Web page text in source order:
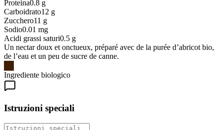
Proteina0.8 g
Carboidrato12 g
Zucchero11 g
Sodio0.01 mg
Acidi grassi saturi0.5 g
Un nectar doux et onctueux, préparé avec de la purée d’abricot bio,
de l’eau et un peu de sucre de canne.
Ingrediente biologico
Istruzioni speciali